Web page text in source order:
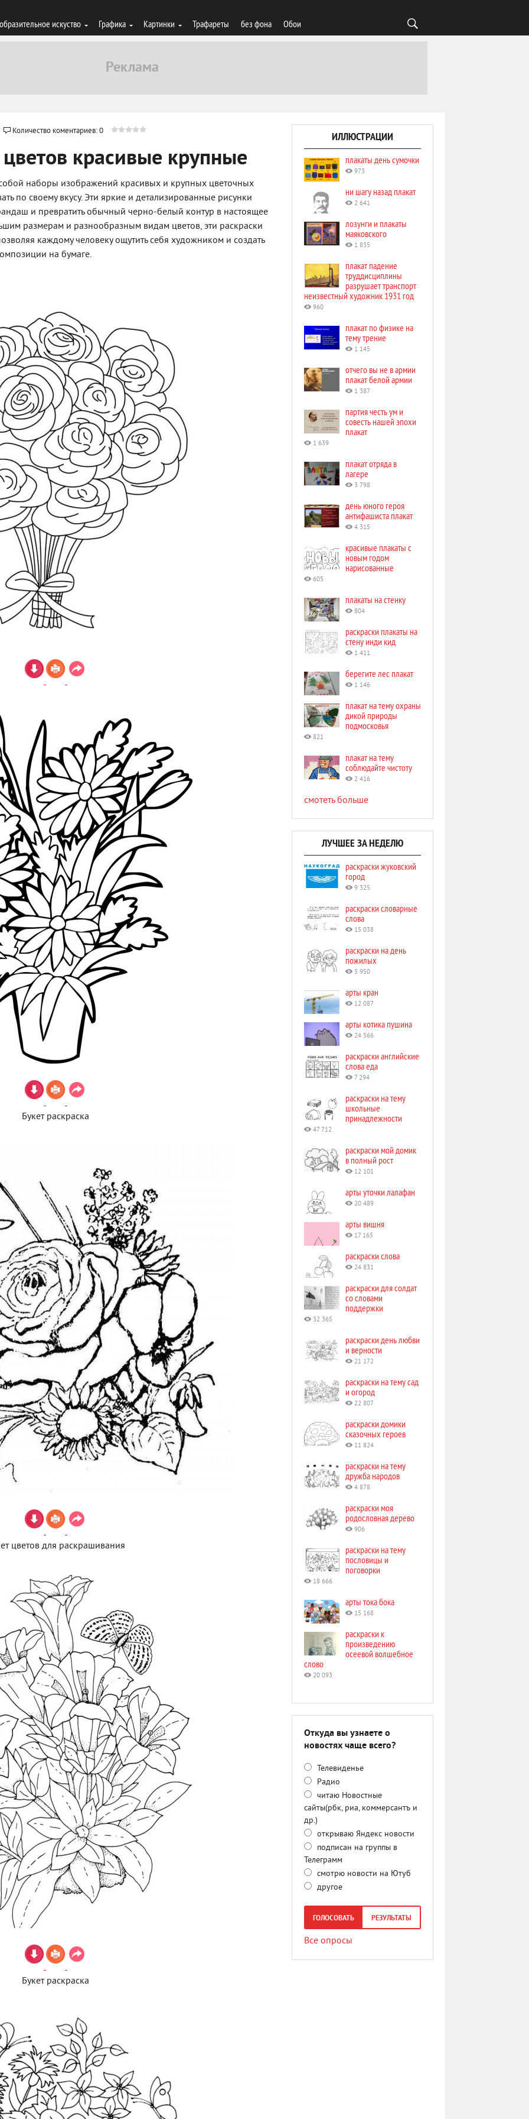
искуство Графика Картинки Трафареты без фона Обои
Количество коментариев: 0
красивые крупные
наборы изображений красивых и крупных цветочных
по своему вкусу. Эти яркие и детализированные рисунки
и превратить обычный черно-белый контур в настоящее
размерам и разнообразным видам цветов, эти раскраски
каждому человеку ощутить себя художником и создать
на бумаге.
Букет раскраска
цветов для раскрашивания
Букет раскраска
ИЛЛЮСТРАЦИИ
плакаты день сумочки
973
ни шагу назад плакат
2 641
лозунги и плакаты
маяковского
1 835
плакат падение
труддисциплины
разрушает транспорт
неизвестный художник 1931 год
960
плакат по физике на
тему трение
1 145
отчего вы не в армии
плакат белой армии
1 387
партия честь ум и
совесть нашей эпохи
плакат
1 639
плакат отряда в
лагере
3 798
день юного героя
антифашиста плакат
4 315
красивые плакаты с
новым годом
нарисованные
605
плакаты на стенку
804
раскраски плакаты на
стену инди кид
1 411
берегите лес плакат
1 146
плакат на тему охраны
дикой природы
подмосковья
821
плакат на тему
соблюдайте чистоту
2 416
смотеть больше
ЛУЧШЕЕ ЗА НЕДЕЛЮ
раскраски жуковский
город
9 325
раскраски словарные
слова
15 038
раскраски на день
пожилых
5 950
арты кран
12 087
арты котика пушина
24 566
раскраски английские
слова еда
7 294
раскраски на тему
школьные
принадлежности
47 712
раскраски мой домик
в полный рост
12 101
арты уточки лалафан
20 489
арты вишня
17 165
раскраски слова
24 831
раскраски для солдат
со словами
поддержки
32 365
раскраски день любви
и верности
21 172
раскраски на тему сад
и огород
22 807
раскраски домики
сказочных героев
11 824
раскраски на тему
дружба народов
4 878
раскраски моя
родословная дерево
906
раскраски на тему
пословицы и
поговорки
18 666
арты тока бока
15 168
раскраски к
произведению
осеевой волшебное
слово
20 093
Откуда вы узнаете о
новостях чаще всего?
Телевиденье
Радио
читаю Новостные
сайты(рбк, риа, коммерсантъ и
др.)
открываю Яндекс новости
подписан на группы в
Телеграмм
смотрю новости на Ютуб
другое
ГОЛОСОВАТЬ РЕЗУЛЬТАТЫ
Все опросы